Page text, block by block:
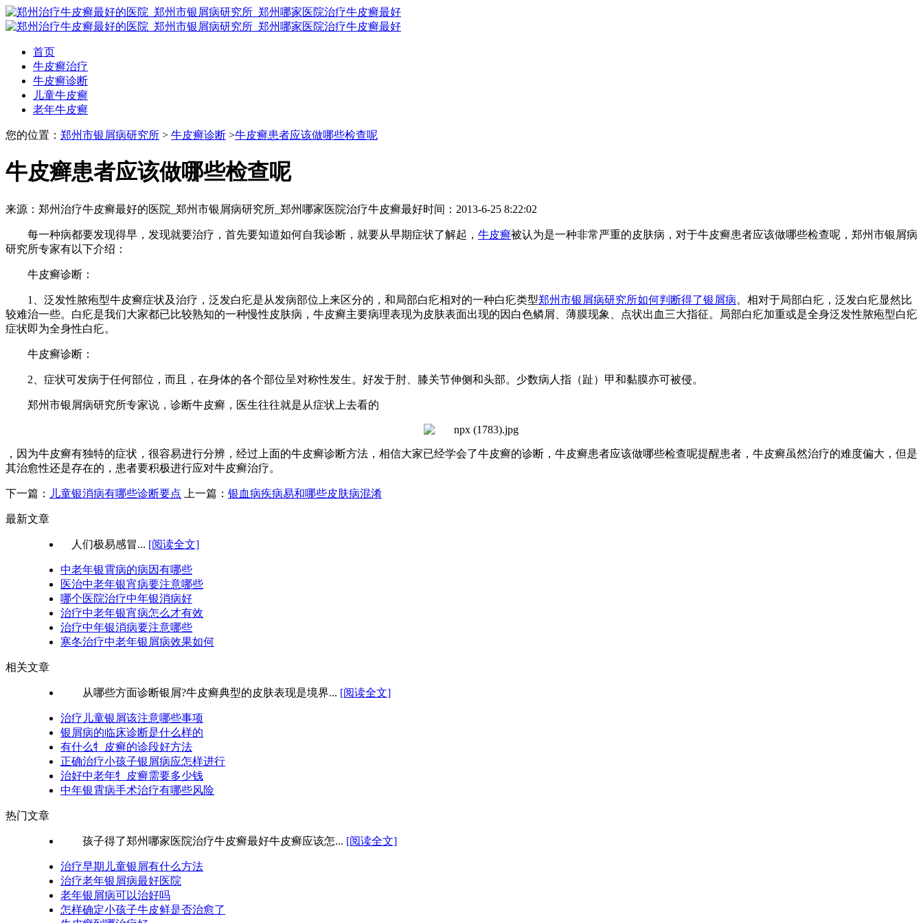
首页
牛皮癣治疗
牛皮癣诊断
儿童牛皮癣
老年牛皮癣
您的位置： 郑州市银屑病研究所 > 牛皮癣诊断 >牛皮癣患者应该做哪些检查呢
牛皮癣患者应该做哪些检查呢
来源：郑州治疗牛皮癣最好的医院_郑州市银屑病研究所_郑州哪家医院治疗牛皮癣最好时间：2013-6-25 8:22:02
每一种病都要发现得早，发现就要治疗，首先要知道如何自我诊断，就要从早期症状了解起， 牛皮癣被认为是一种非常严重的皮肤病，对于牛皮癣患者应该做哪些检查呢，郑州市银屑病
研究所专家有以下介绍：
牛皮癣诊断：
1、泛发性脓疱型牛皮癣症状及治疗，泛发白疕是从发病部位上来区分的，和局部白疕相对的一种白疕类型郑州市银屑病研究所如何判断得了银屑病。相对于局部白疕，泛发白疕显然比
较难治一些。白疕是我们大家都已比较熟知的一种慢性皮肤病，牛皮癣主要病理表现为皮肤表面出现的因白色鳞屑、薄膜现象、点状出血三大指征。局部白疕加重或是全身泛发性脓疱型白疕
症状即为全身性白疕。
牛皮癣诊断：
2、症状可发病于任何部位，而且，在身体的各个部位呈对称性发生。好发于肘、膝关节伸侧和头部。少数病人指（趾）甲和黏膜亦可被侵。
郑州市银屑病研究所专家说，诊断牛皮癣，医生往往就是从症状上去看的
，因为牛皮癣有独特的症状，很容易进行分辨，经过上面的牛皮癣诊断方法，相信大家已经学会了牛皮癣的诊断，牛皮癣患者应该做哪些检查呢提醒患者，牛皮癣虽然治疗的难度偏大，但是
其治愈性还是存在的，患者要积极进行应对牛皮癣治疗。
下一篇： 儿童银消病有哪些诊断要点 上一篇： 银血病疾病易和哪些皮肤病混淆
最新文章
人们极易感冒... [阅读全文]
中老年银霄病的病因有哪些
医治中老年银宵病要注意哪些
哪个医院治疗中年银消病好
治疗中老年银宵病怎么才有效
治疗中年银消病要注意哪些
寒冬治疗中老年银屑病效果如何
相关文章
从哪些方面诊断银屑?牛皮癣典型的皮肤表现是境界... [阅读全文]
治疗儿童银屑该注意哪些事项
银屑病的临床诊断是什么样的
有什么牜皮癣的诊段好方法
正确治疗小孩子银屑病应怎样进行
治好中老年牜皮癣需要多少钱
中年银霄病手术治疗有哪些风险
热门文章
孩子得了郑州哪家医院治疗牛皮癣最好牛皮癣应该怎... [阅读全文]
治疗早期儿童银屑有什么方法
治疗老年银屑病最好医院
老年银屑病可以治好吗
怎样确定小孩子牛皮鲜是否治愈了